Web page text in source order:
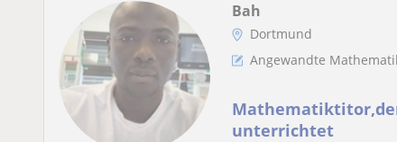
Bah
Dortmund
Angewandte
unterrichtet